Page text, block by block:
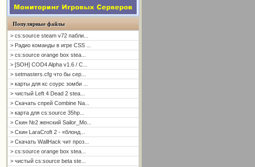
Популярные файлы
> cs:source steam v72 пабли...
> Радио команды в игре CSS ...
> cs:source orange box stea...
> [SOH] COD4 Alpha v1.6 / C...
> setmasters.cfg что бы сер...
> карты для кс соурс зомби ...
> чистый Left 4 Dead 2 stea...
> Скачать спрей Combine Na...
> карта для cs:source 35hp...
> Скин №2 женский Sailor_Mo...
> Скин LaraCroft 2 - «блонд...
> Скачать WallHack чит проз...
> cs:source orange box stea...
> чистый cs:source beta ste...